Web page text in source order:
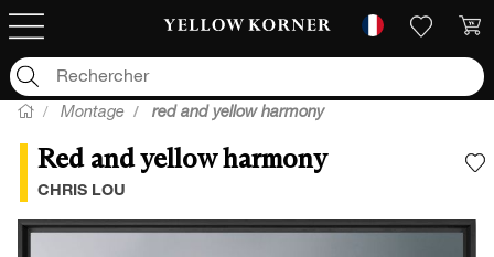
Montage red and yellow harmony
Red and yellow harmony
CHRIS LOU